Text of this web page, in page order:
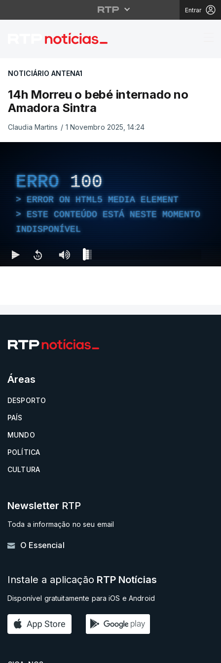
Entrar
14h Morreu o bebé
NOTICIÁRIO ANTENA1
14h Morreu o bebé internado no
Amadora Sintra
Claudia Martins / 1 Novembro 2025, 14:24
ERRO 100
ERROR ON HTML5 MEDIA ELEMENT
ESTE CONTEÚDO ESTÁ NESTE MOMENTO
INDISPONÍVEL
Áreas
DESPORTO
PAÍS
MUNDO
POLÍTICA
CULTURA
Newsletter RTP
Toda a informação no seu email
O Essencial
Instale a aplicação RTP Notícias
Disponível gratuitamente para iOS e Android